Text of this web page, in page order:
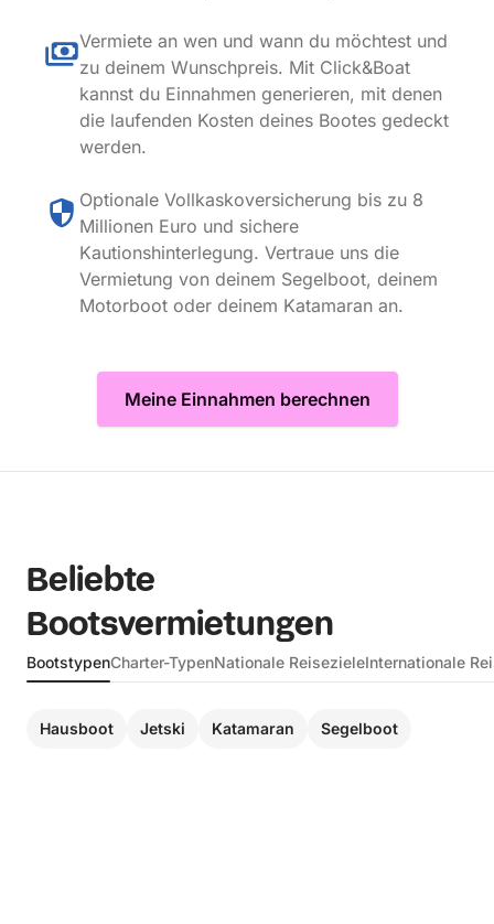
Vermiete an wen und wann du möchtest und
zu deinem Wunschpreis. Mit Click&Boat
kannst du Einnahmen generieren, mit denen
die laufenden Kosten deines Bootes gedeckt
werden.
Optionale Vollkaskoversicherung bis zu 8
Millionen Euro und sichere
Kautionshinterlegung. Vertraue uns die
Vermietung von deinem Segelboot, deinem
Motorboot oder deinem Katamaran an.
Meine Einnahmen berechnen
Beliebte
Bootsvermietungen
BootstypenCharter-TypenNationale ReisezieleInternationale
Hausboot Jetski Katamaran Segelboot